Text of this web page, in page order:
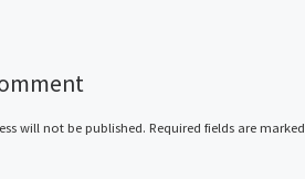
will not be published. Required fields are marked